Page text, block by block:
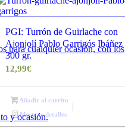
para cualquier ocasión, con los
y ocasión.
PGI: Turrón de Guirlache con
Ajonjolí Pablo Garrigós Ibáñez |
300 gr.
12,99€
Añadir al carrito
Mostrar detalles